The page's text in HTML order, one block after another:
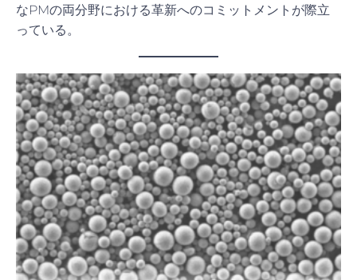
なPMの両分野における革新へのコミットメントが際立
っている。